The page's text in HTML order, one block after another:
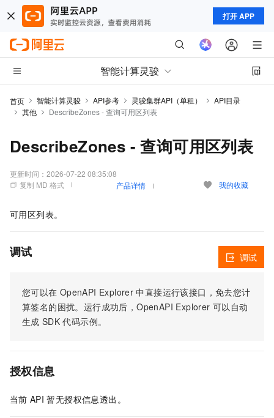
打开 APP
智能计算灵骏
首页 智能计算灵骏 API参考 灵骏集群API（单租）
API目录
其他
DescribeZones - 查询可用区列表
DescribeZones - 查询可用区列表
更新时间： 2026-07-22 08:35:08
复制 MD 格式
产品详情 我的收藏
可用区列表。
调试
您可以在 OpenAPI Explorer 中直接运行该接口，免去您计
算签名的困扰。运行成功后，OpenAPI Explorer 可以自动
生成 SDK 代码示例。
调试
授权信息
当前 API 暂无授权信息透出。